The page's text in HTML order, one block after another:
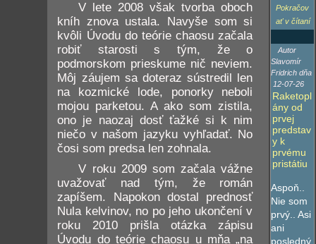
V lete 2008 však tvorba oboch
kníh znova ustala. Navyše som si
kvôli Úvodu do teórie chaosu začala
robiť starosti s tým, že o
podmorskom prieskume nič neviem.
Môj záujem sa doteraz sústredil len
na kozmické lode, ponorky neboli
mojou parketou. A ako som zistila,
ono je naozaj dosť ťažké si k nim
niečo v našom jazyku vyhľadať. No
čosi som predsa len zohnala.
V roku 2009 som začala vážne
uvažovať nad tým, že román
zapíšem. Napokon dostal prednosť
Nula kelvinov, no po jeho ukončení v
roku 2010 prišla otázka zápisu
Úvodu do teórie chaosu u mňa „na
Pokračov
ať v čítaní
Autor
Slavomír
Fridrich dňa
12-07-26
Raketopl
ány od
prvej
predstav
y k
prvému
pristátiu
Aspoň..
Nie som
prvý.. Asi
ani
posledný